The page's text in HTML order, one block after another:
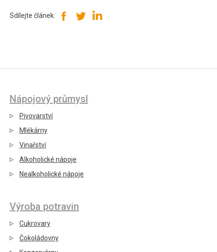
Sdílejte článek:
Nápojový průmysl
Pivovarství
Mlékárny
Vinařství
Alkoholické nápoje
Nealkoholické nápoje
Výroba potravin
Cukrovary
Čokoládovny